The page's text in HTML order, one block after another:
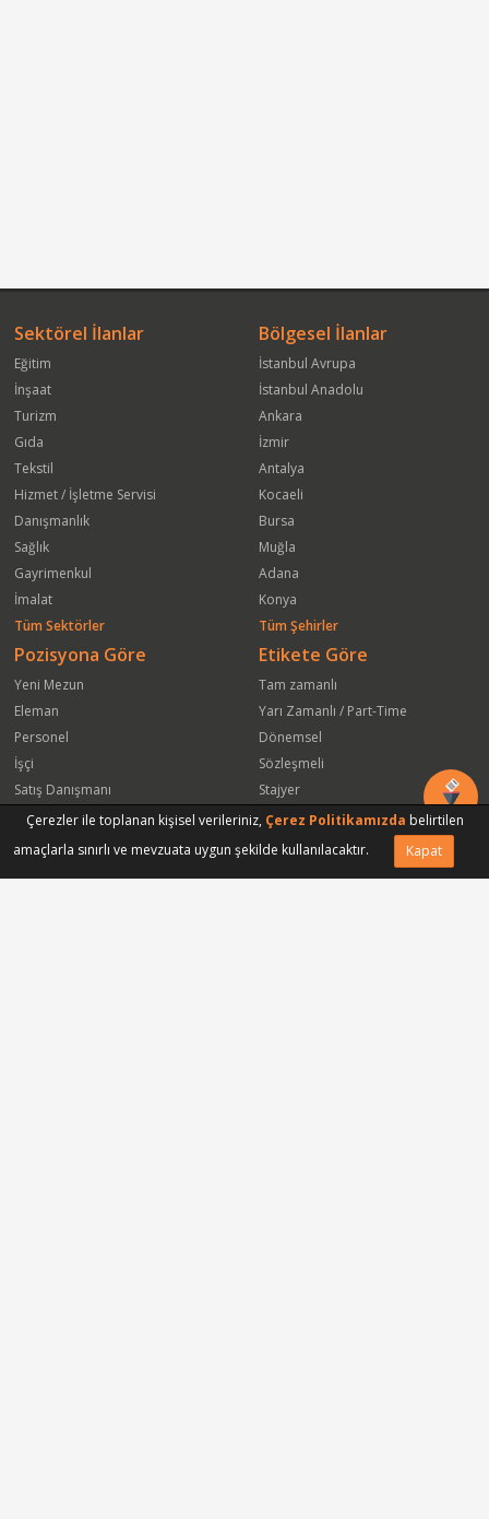
Sektörel İlanlar
Eğitim
İnşaat
Turizm
Gıda
Tekstil
Hizmet / İşletme Servisi
Danışmanlık
Sağlık
Gayrimenkul
İmalat
Tüm Sektörler
Bölgesel İlanlar
İstanbul Avrupa
İstanbul Anadolu
Ankara
İzmir
Antalya
Kocaeli
Bursa
Muğla
Adana
Konya
Tüm Şehirler
Pozisyona Göre
Yeni Mezun
Eleman
Personel
İşçi
Satış Danışmanı
Öğrenci
Satış Elemanı
Etikete Göre
Tam zamanlı
Yarı Zamanlı / Part-Time
Dönemsel
Sözleşmeli
Stajyer
Freelance
Yeni Mezun
Çerezler ile toplanan kişisel verileriniz, Çerez Politikamızda belirtilen
amaçlarla sınırlı ve mevzuata uygun şekilde kullanılacaktır.
Kapat